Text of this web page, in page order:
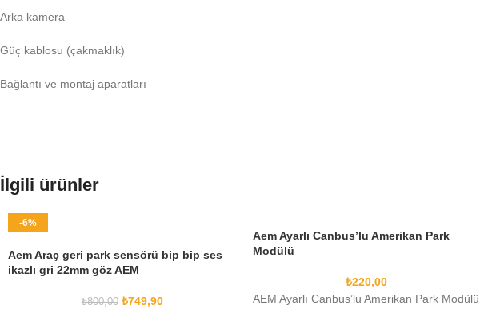
Arka kamera
Güç kablosu (çakmaklık)
Bağlantı ve montaj aparatları
İlgili ürünler
-6%
Aem Araç geri park sensörü bip bip ses
ikazlı gri 22mm göz AEM
₺800,00 ₺749,90
Aem Ayarlı Canbus’lu Amerikan Park
Modülü
₺220,00
AEM Ayarlı Canbus’lu Amerikan Park Modülü